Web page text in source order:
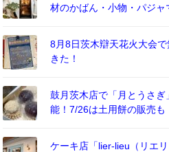
材のかばん・小物・パジャ
8月8日茨木辯天花火大会
きた！
鼓月茨木店で「月とうさ
能！7/26は土用餅の販売も
ケーキ店「lier-lieu（リエ